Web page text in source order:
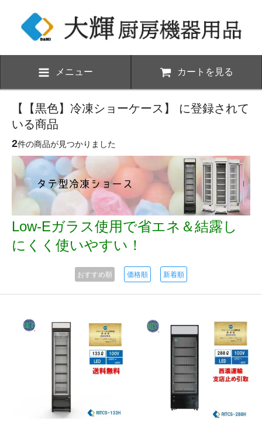
メニュー カートを見る
【【黒色】冷凍ショーケース】 に登録されて
いる商品
2件の商品が見つかりました
Low-Eガラス使用で省エネ＆結露し
にくく使いやすい！
おすすめ順 価格順 新着順